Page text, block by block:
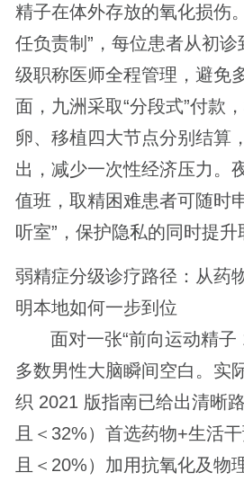
精子在体外存放的氧化损伤
任负责制”，每位患者从初
级职称医师全程管理，避免
面，九洲采取“分段式”付款
卵、移植四大节点分别结算
出，减少一次性经济压力。
值班，取精困难患者可随时
听室”，保护隐私的同时提升
弱精症分级诊疗路径：从药
明本地如何一步到位
面对一张“前向运动精子
多数男性大脑瞬间空白。实
织 2021 版指南已给出清晰
且＜32%）首选药物+生活
且＜20%）加用抗氧化及物